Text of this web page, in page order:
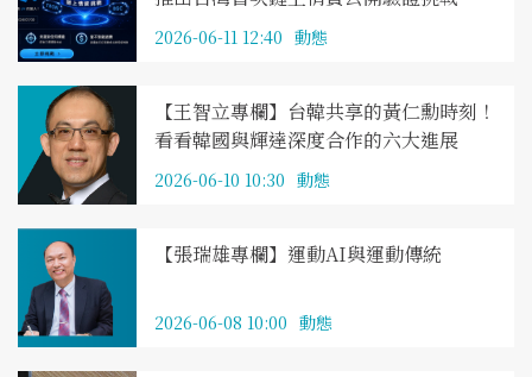
2026-06-11 12:40 動態
【王智立專欄】台韓共享的黃仁勳時刻！
看看韓國與輝達深度合作的六大進展
2026-06-10 10:30 動態
【張瑞雄專欄】運動AI與運動傳統
2026-06-08 10:00 動態